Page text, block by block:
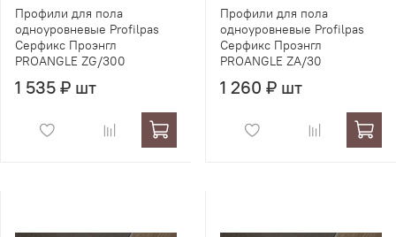
Профили для пола
одноуровневые Profilpas
Серфикс Проэнгл
PROANGLE ZG/300
1 535 ₽ шт
Профили для пола
одноуровневые Profilpas
Серфикс Проэнгл
PROANGLE ZA/30
1 260 ₽ шт